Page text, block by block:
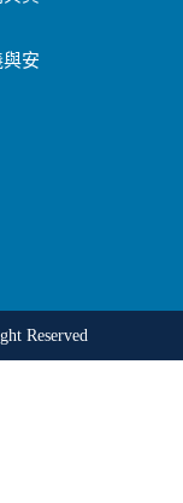
安
Reserved